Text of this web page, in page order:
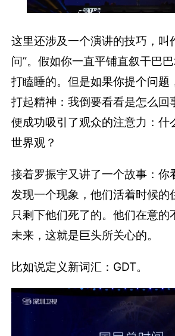
这里还涉及一个演讲的技巧，叫
问”。假如你一直平铺直叙干巴
打瞌睡的。但是如果你提个问题
打起精神：我倒要看看是怎么回
便成功吸引了观众的注意力：什
世界观？
接着罗振宇又讲了一个故事：你
发现一个现象，他们活着时候的
只剩下他们死了的。他们在意的
未来，这就是巨头所关心的。
比如说定义新词汇：GDT。